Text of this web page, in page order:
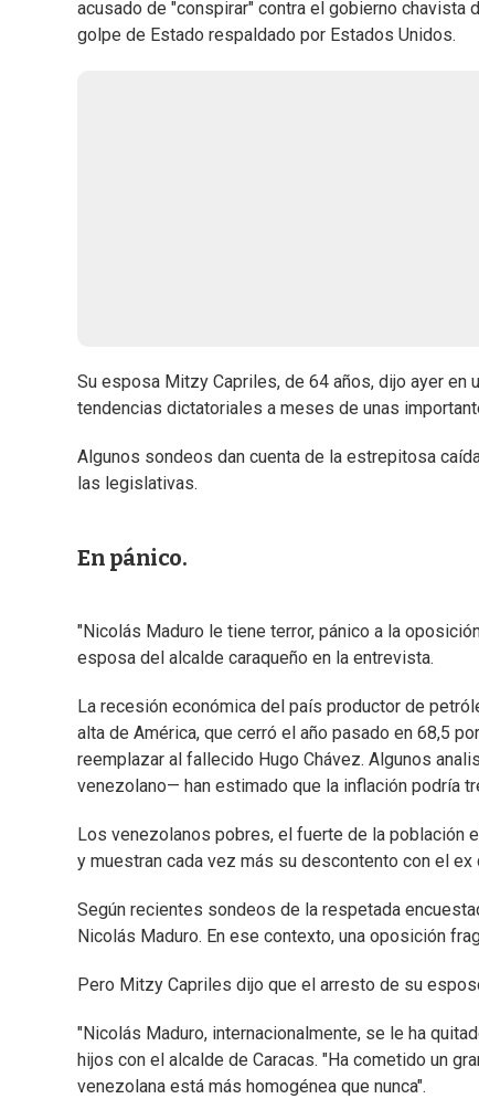
acusado de "conspirar" contra el gobierno chavista
golpe de Estado respaldado por Estados Unidos.
Su esposa Mitzy Capriles, de 64 años, dijo ayer
tendencias dictatoriales a meses de unas
Algunos sondeos dan cuenta de la estrepitosa
las legislativas.
En pánico.
"Nicolás Maduro le tiene terror, pánico a la
esposa del alcalde caraqueño en la entrevista.
La recesión económica del país productor de
alta de América, que cerró el año pasado en 68,5
reemplazar al fallecido Hugo Chávez. Algunos
venezolano— han estimado que la inflación podría
Los venezolanos pobres, el fuerte de la población
y muestran cada vez más su descontento con el
Según recientes sondeos de la respetada
Nicolás Maduro. En ese contexto, una oposición
Pero Mitzy Capriles dijo que el arresto de su
"Nicolás Maduro, internacionalmente, se le ha
hijos con el alcalde de Caracas. "Ha cometido un
venezolana está más homogénea que nunca".